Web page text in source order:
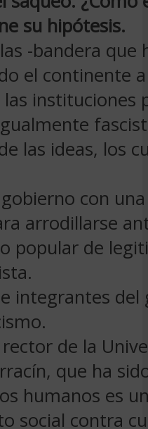
su hipótesis.
-bandera que
el continente
instituciones
las ideas, los
con
arrodillarse
popular de
integrantes del
de la
que ha
humanos es
social contra